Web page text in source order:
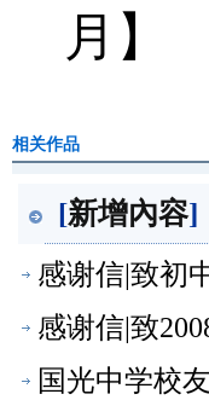
月】
相关作品
[新增內容]
感谢信|致初
感谢信|致
国光中学校